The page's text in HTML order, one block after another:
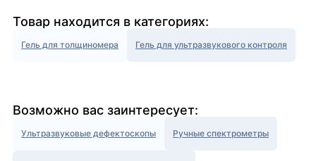
Товар находится в категориях:
Гель для толщиномера Гель для ультразвукового контроля
Возможно вас заинтересует:
Ультразвуковые дефектоскопы Ручные спектрометры